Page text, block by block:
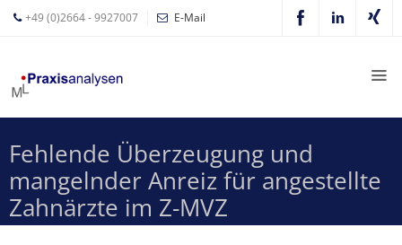
+49 (0)2664 - 9927007 E-Mail
Fehlende Überzeugung und
mangelnder Anreiz für angestellte
Zahnärzte im Z-MVZ
Leyer
Expertisen
Betriebswirtschaftliche
Beratung für
Zahnärzte